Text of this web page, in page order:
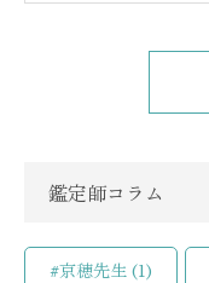
鑑定師コラム
#京穂先生 (1)